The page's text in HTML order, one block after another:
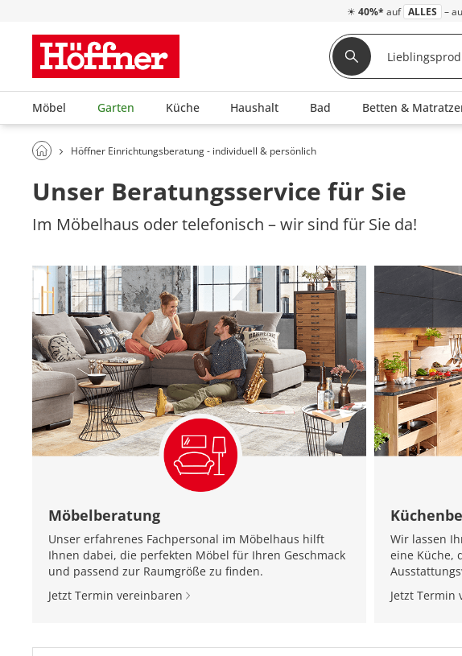
☀ 40%* auf ALLES –
Möbel Garten Küche Haushalt Bad Betten &
Höffner Einrichtungsberatung - individuell & persönlich
Unser Beratungsservice für Sie
Im Möbelhaus oder telefonisch – wir sind für Sie da!
Möbelberatung
Unser erfahrenes Fachpersonal im Möbelhaus hilft
Ihnen dabei, die perfekten Möbel für Ihren Geschmack
und passend zur Raumgröße zu finden.
Jetzt Termin vereinbaren
Wir lassen
eine Küche,
Jetzt Termin